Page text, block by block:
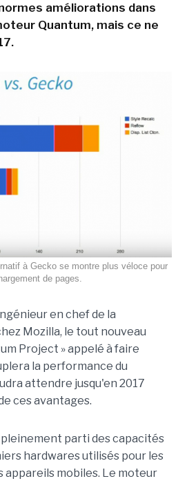
améliorations dans
Quantum, mais ce ne
à Gecko se montre plus véloce pour
de pages.
en chef de la
Mozilla, le tout nouveau
Project » appelé à faire
la performance du
attendre jusqu'en 2017
ces avantages.
parti des capacités
hardwares utilisés pour les
appareils mobiles. Le moteur